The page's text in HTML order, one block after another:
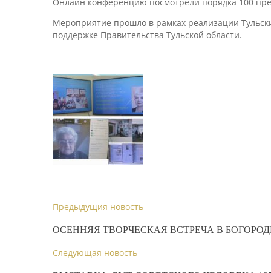
Мероприятие прошло в рамках реализации
поддержке Правительства Тульской области.
Предыдущия новость
ОСЕННЯЯ ТВОРЧЕСКАЯ ВСТРЕЧА В
Следующая новость